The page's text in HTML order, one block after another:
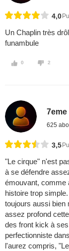
4,0
Un Chaplin très
funambule
0 2
625
3,5
"Le cirque" n'est
à se défendre
émouvant, comme
histoire trop
toujours aussi bien
assez profond
des front kick à
perfectionniste
l'aurez compris,